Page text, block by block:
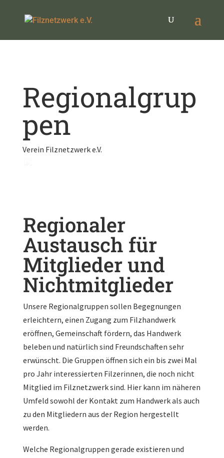
Regionalgrup
pen
Verein Filznetzwerk e.V.
Regionaler
Austausch für
Mitglieder und
Nichtmitglieder
Unsere Regionalgruppen sollen Begegnungen
erleichtern, einen Zugang zum Filzhandwerk
eröffnen, Gemeinschaft fördern, das Handwerk
beleben und natürlich sind Freundschaften sehr
erwünscht. Die Gruppen öffnen sich ein bis zwei Mal
pro Jahr interessierten Filzerinnen, die noch nicht
Mitglied im Filznetzwerk sind. Hier kann im näheren
Umfeld sowohl der Kontakt zum Handwerk als auch
zu den Mitgliedern aus der Region hergestellt
werden.
Welche Regionalgruppen gerade existieren und